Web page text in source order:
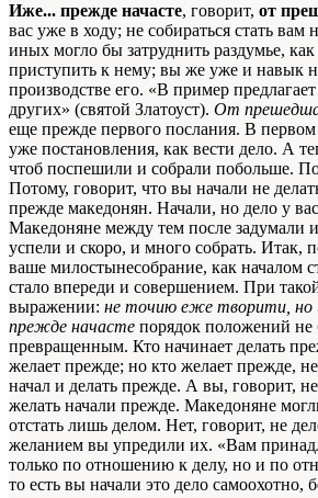
Иже... прежде начасте, говорит, от
вас уже в ходу; не собираться стать вам
иных могло бы затруднить раздумье, как
приступить к нему; вы же уже и навык
производстве его. «В пример
других» (святой Златоуст). От
еще прежде первого послания. В
уже постановления, как вести дело. А
чтоб поспешили и собрали побольше.
Потому, говорит, что вы начали не
прежде македонян. Начали, но дело у
Македоняне между тем после задумали и
успели и скоро, и много собрать. Итак,
ваше милостынесобрание, как началом
стало впереди и совершением. При
выражении: не точию еже творити,
прежде начасте порядок положений не
превращенным. Кто начинает делать
желает прежде; но кто желает прежде,
начал и делать прежде. А вы, говорит,
желать начали прежде. Македоняне
отстать лишь делом. Нет, говорит, не
желанием вы упредили их. «Вам
только по отношению к делу, но и по
то есть вы начали это дело самоохотно,